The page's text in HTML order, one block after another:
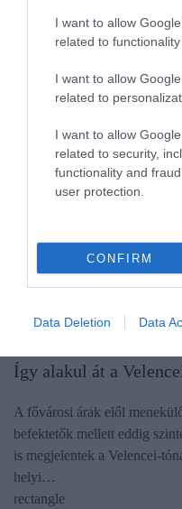
I want to allow
related to
I want to allow
related to
I want to allow
related to security,
functionality and
user protection.
CONFIRM
Data Deletion Data
Így alakul át a
A fővárosi árak elől
befektetők mellett eddig
is megjelentek a Velencei-
helyi…
rectangle